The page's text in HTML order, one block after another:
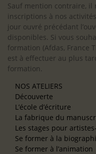
Sauf mention contraire, il
inscriptions à nos
jour ouvré précédant
disponibles. Si vous
formation (Afdas, France
est à effectuer au plus
formation.
NOS ATELIERS
Découverte
L’école d’écriture
La fabrique du
Les stages pour
Se former à la
Se former à l’animation